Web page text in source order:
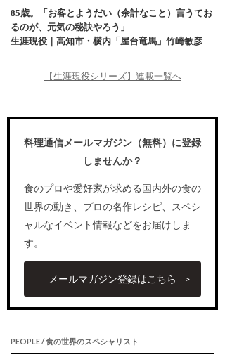
85歳。「お客とようだい（余計なこと）言うてお
るのが、元気の秘訣やろう」
生涯現役｜高知市・横内「屋台竜馬」竹崎敏彦
【生涯現役シリーズ】連載一覧へ
料理通信メールマガジン（無料）に登録
しませんか？
食のプロや愛好家が求める国内外の食の
世界の動き、プロの名作レシピ、スペシ
ャルなイベント情報などをお届けしま
す。
メールマガジン登録はこちら
PEOPLE / 食の世界のスペシャリスト